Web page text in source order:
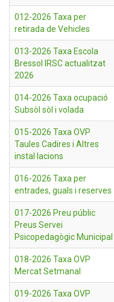
012-2026 Taxa per
retirada de Vehicles
013-2026 Taxa Escola
Bressol IRSC actualitzat
2026
014-2026 Taxa ocupació
Subsòl sòl i volada
015-2026 Taxa OVP
Taules Cadires i Altres
instal·lacions
016-2026 Taxa per
entrades, guals i reserves
017-2026 Preu públic
Preus Servei
Psicopedagògic Municipal
018-2026 Taxa OVP
Mercat Setmanal
019-2026 Taxa OVP